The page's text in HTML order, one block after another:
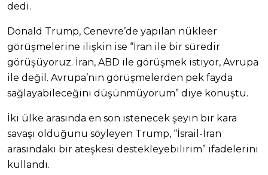
dedi.
Donald Trump, Cenevre’de yapılan nükleer
görüşmelerine ilişkin ise “İran ile bir süredir
görüşüyoruz. İran, ABD ile görüşmek istiyor, Avrupa
ile değil. Avrupa’nın görüşmelerden pek fayda
sağlayabileceğini düşünmüyorum” diye konuştu.
İki ülke arasında en son istenecek şeyin bir kara
savaşı olduğunu söyleyen Trump, “İsrail-İran
arasındaki bir ateşkesi destekleyebilirim” ifadelerini
kullandı.